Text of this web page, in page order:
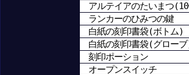
アルテイアのたいまつ
ランカーのひみつの鍵
白紙の刻印書袋(ボトム)
白紙の刻印書袋(グロー
刻印ポーション
オープンスイッチ